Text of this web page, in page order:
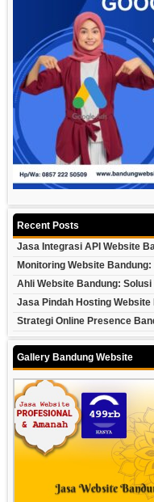
Recent Posts
Jasa Integrasi API Website
Monitoring Website
Ahli Website Bandung:
Jasa Pindah Hosting
Strategi Online Presence
Gallery Bandung Website